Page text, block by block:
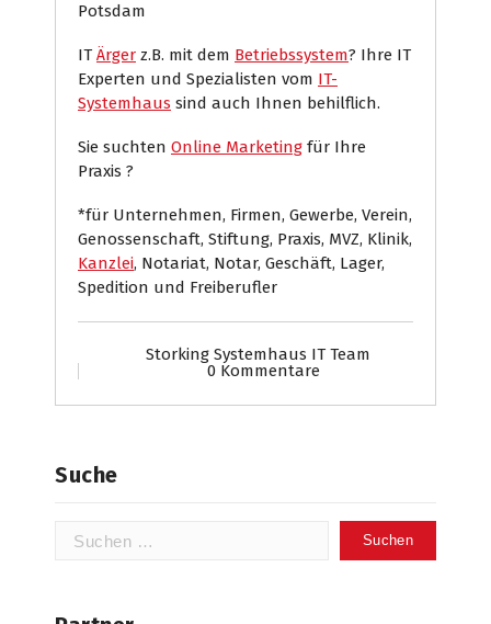
Potsdam
IT Ärger z.B. mit dem Betriebssystem? Ihre IT
Experten und Spezialisten vom IT-
Systemhaus sind auch Ihnen behilflich.
Sie suchten Online Marketing für Ihre
Praxis ?
*für Unternehmen, Firmen, Gewerbe, Verein,
Genossenschaft, Stiftung, Praxis, MVZ, Klinik,
Kanzlei, Notariat, Notar, Geschäft, Lager,
Spedition und Freiberufler
Storking Systemhaus IT Team
0 Kommentare
Suche
Suchen